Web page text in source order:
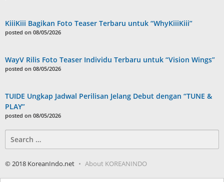
KiiiKiii Bagikan Foto Teaser Terbaru untuk “WhyKiiiKiii”
posted on 08/05/2026
WayV Rilis Foto Teaser Individu Terbaru untuk “Vision Wings”
posted on 08/05/2026
TUIDE Ungkap Jadwal Perilisan Jelang Debut dengan “TUNE &
PLAY”
posted on 08/05/2026
for:
© 2018 KoreanIndo.net About KOREANINDO